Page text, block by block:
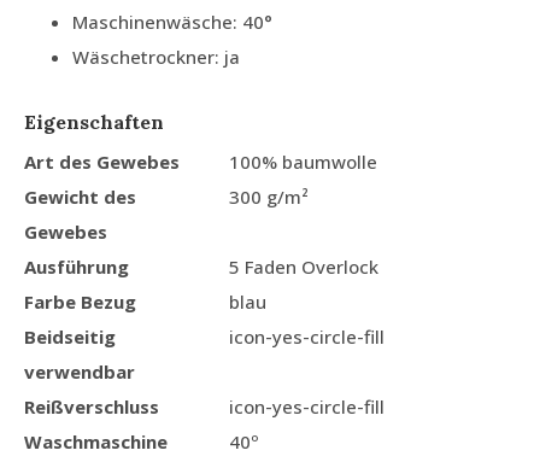
Maschinenwäsche: 40°
Wäschetrockner: ja
Eigenschaften
Art des Gewebes
100% baumwolle
Gewicht des
Gewebes
300 g/m²
Ausführung
5 Faden Overlock
Farbe Bezug
blau
Beidseitig
verwendbar
icon-yes-circle-fill
Reißverschluss
icon-yes-circle-fill
Waschmaschine
40º